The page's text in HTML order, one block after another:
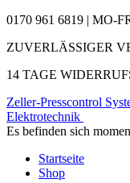
0170 961 6819 | MO-
ZUVERLÄSSIGER
14 TAGE
Zeller-Presscontrol
Elektrotechnik
Es befinden sich
Startseite
Shop